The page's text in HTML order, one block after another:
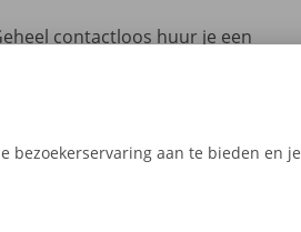
contactloos huur je een
reken af en je bent klaar om te
bezoekerservaring aan te bieden en je